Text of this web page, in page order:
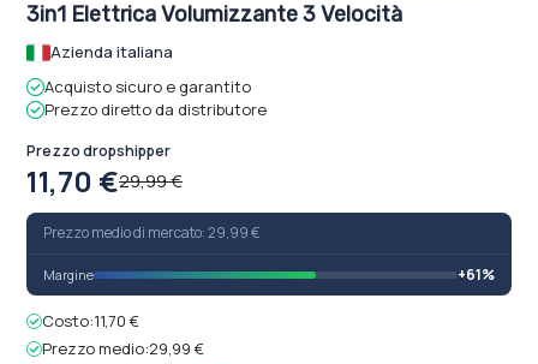
3in1 Elettrica Volumizzante 3 Velocità
Azienda italiana
Acquisto sicuro e garantito
Prezzo diretto da distributore
Prezzo dropshipper
11,70 €29,99 €
Prezzo medio di mercato: 29,99 €
Margine +61%
Costo:11,70 €
Prezzo medio:29,99 €